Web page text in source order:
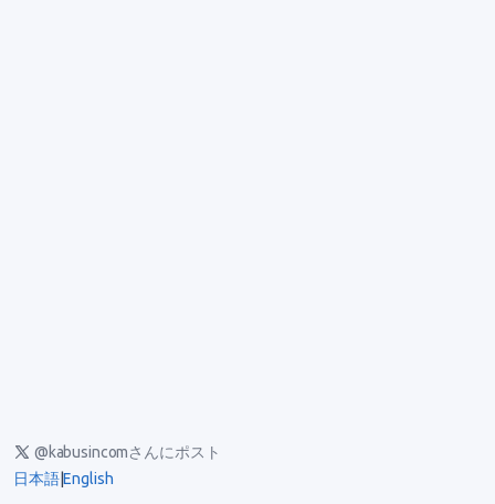
@kabusincomさんにポスト
日本語|English